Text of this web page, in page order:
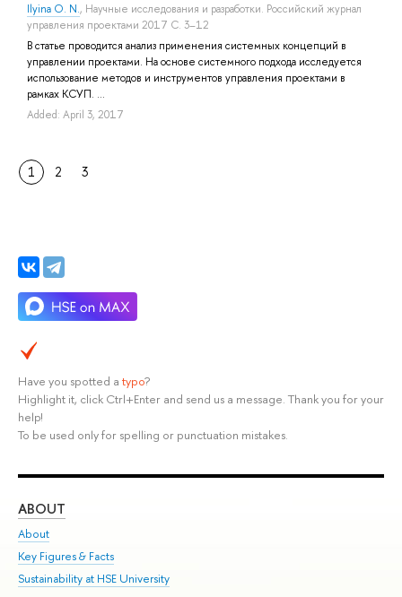
Ilyina O. N., Научные исследования и разработки. Российский журнал
управления проектами 2017 С. 3–12
В статье проводится анализ применения системных концепций в
управлении проектами. На основе системного подхода исследуется
использование методов и инструментов управления проектами в
рамках КСУП. ...
Added: April 3, 2017
1 2 3
Have you spotted a typo?
Highlight it, click Ctrl+Enter and send us a message. Thank you for your
help!
To be used only for spelling or punctuation mistakes.
ABOUT
About
Key Figures & Facts
Sustainability at HSE University